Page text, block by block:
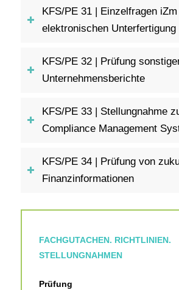
KFS/PE 31 | Einzelfragen
elektronischen Unterfertigung
KFS/PE 32 | Prüfung
Unternehmensberichte
KFS/PE 33 | Stellungnahme
Compliance Management
KFS/PE 34 | Prüfung von
Finanzinformationen
FACHGUTACHEN. RICHTLINIEN.
STELLUNGNAHMEN
Prüfung